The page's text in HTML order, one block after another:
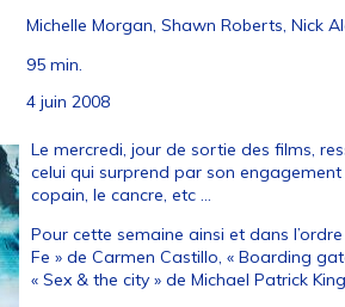
Michelle Morgan, Shawn Roberts, Nick
95 min.
4 juin 2008
Le mercredi, jour de sortie des films,
celui qui surprend par son
copain, le cancre, etc …
Pour cette semaine ainsi et dans
Fe » de Carmen Castillo, « Boarding
« Sex & the city » de Michael Patrick